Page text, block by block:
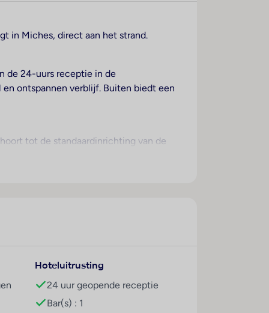
in Miches, direct aan het strand.
de 24-uurs receptie in de
ontspannen verblijf. Buiten biedt een
tot de standaardinrichting van de
behoort tot de
spa aan. Grote en kleine gasten
2026. Multilingual, powered by
Hoteluitrusting
24 uur geopende receptie
Bar(s) : 1